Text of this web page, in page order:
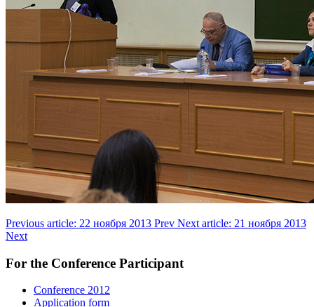
Previous article: 22 ноября 2013 Prev Next article: 21 ноября 2013
Next
For the Conference Participant
Conference 2012
Application form